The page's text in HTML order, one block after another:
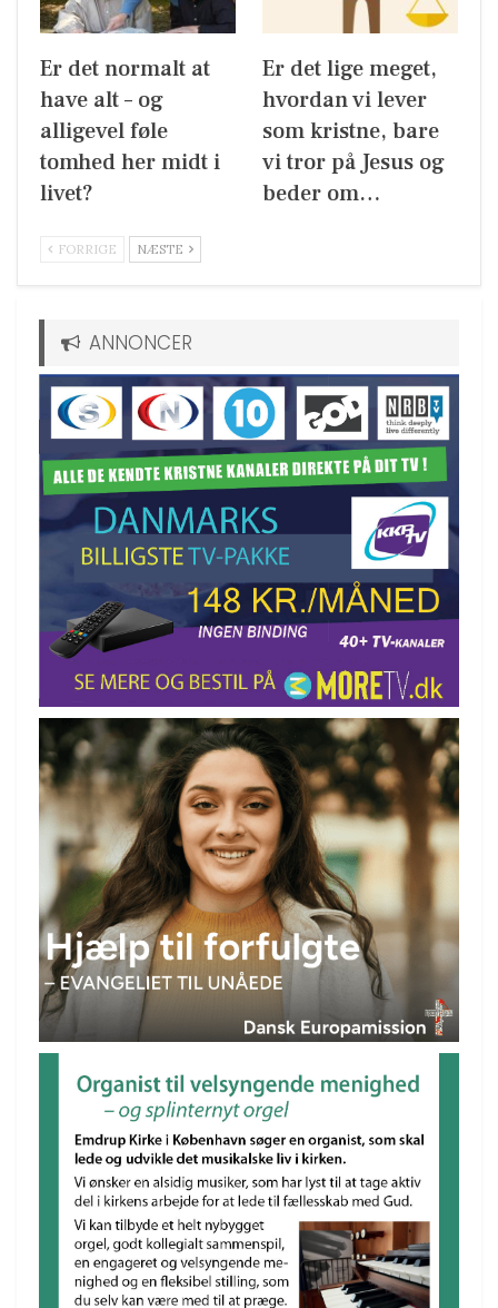
Er det normalt at
have alt – og
alligevel føle
tomhed her midt i
livet?
Er det lige meget,
hvordan vi lever
som kristne, bare
vi tror på Jesus og
beder om…
FORRIGE NÆSTE
ANNONCER